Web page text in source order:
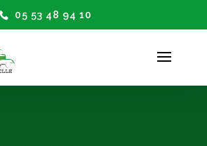
05 53 48 94 10